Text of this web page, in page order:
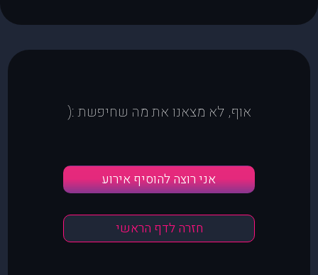
אוף, לא מצאנו את מה שחיפשת :(
אני רוצה להוסיף אירוע
חזרה לדף הראשי